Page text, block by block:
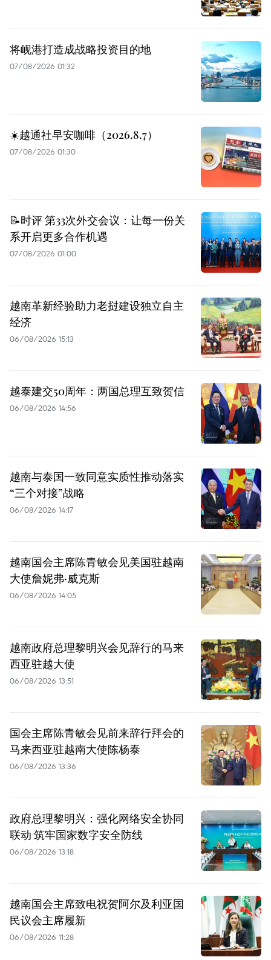
将岘港打造成战略投资目的地
07/08/2026 01:32
☀️越通社早安咖啡（2026.8.7）
07/08/2026 01:30
📝时评 第33次外交会议：让每一份关
系开启更多合作机遇
07/08/2026 01:00
越南革新经验助力老挝建设独立自主
经济
06/08/2026 15:13
越泰建交50周年：两国总理互致贺信
06/08/2026 14:56
越南与泰国一致同意实质性推动落实
“三个对接”战略
06/08/2026 14:17
越南国会主席陈青敏会见美国驻越南
大使詹妮弗·威克斯
06/08/2026 14:05
越南政府总理黎明兴会见辞行的马来
西亚驻越大使
06/08/2026 13:51
国会主席陈青敏会见前来辞行拜会的
马来西亚驻越南大使陈杨泰
06/08/2026 13:36
政府总理黎明兴：强化网络安全协同
联动 筑牢国家数字安全防线
06/08/2026 13:18
越南国会主席致电祝贺阿尔及利亚国
民议会主席履新
06/08/2026 11:28